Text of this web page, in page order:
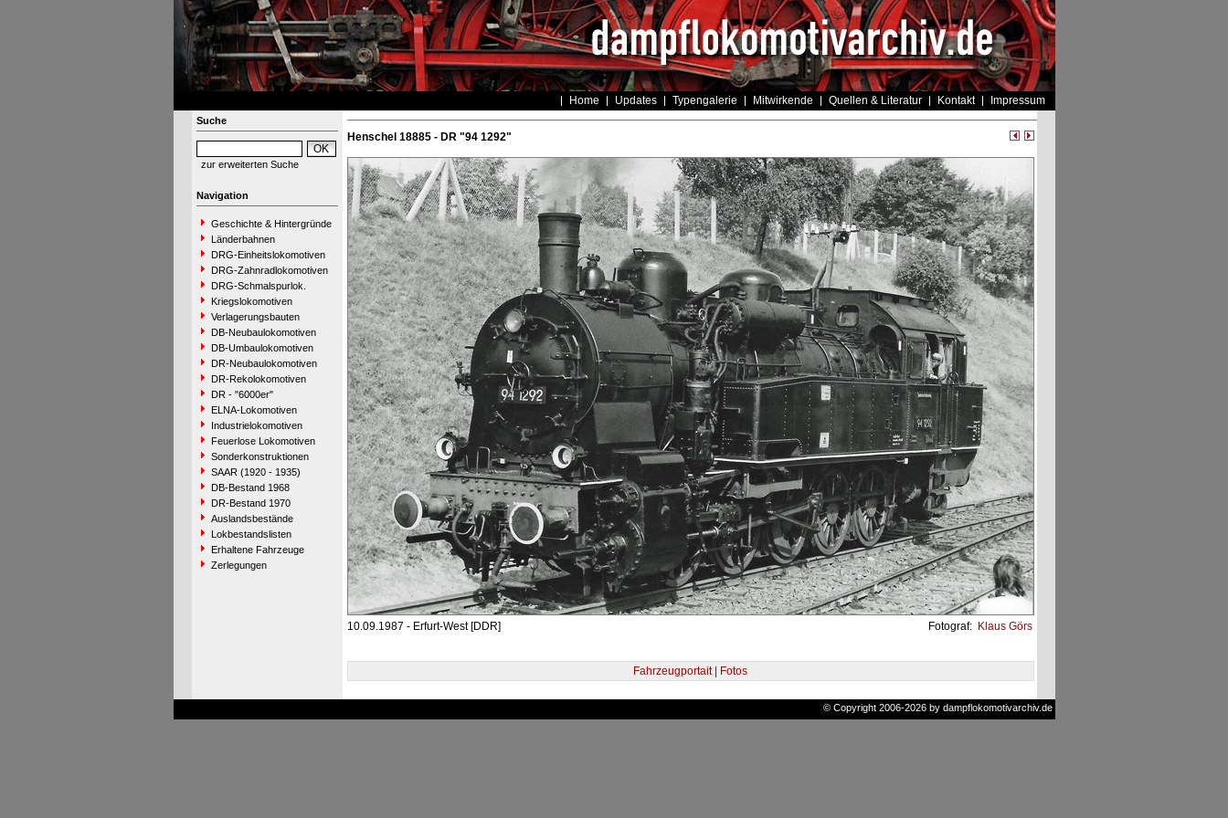
Home Updates Typengalerie Mitwirkende Quellen & Literatur Kontakt Impressum
Suche
zur erweiterten Suche
Navigation
Geschichte & Hintergründe
Länderbahnen
DRG-Einheitslokomotiven
DRG-Zahnradlokomotiven
DRG-Schmalspurlok.
Kriegslokomotiven
Verlagerungsbauten
DB-Neubaulokomotiven
DB-Umbaulokomotiven
DR-Neubaulokomotiven
DR-Rekolokomotiven
DR - "6000er"
ELNA-Lokomotiven
Industrielokomotiven
Feuerlose Lokomotiven
Sonderkonstruktionen
SAAR (1920 - 1935)
DB-Bestand 1968
DR-Bestand 1970
Auslandsbestände
Lokbestandslisten
Erhaltene Fahrzeuge
Zerlegungen
Henschel 18885 - DR "94 1292"
10.09.1987 - Erfurt-West [DDR] Fotograf: Klaus Görs
Fahrzeugportait | Fotos
© Copyright 2006-2026 by dampflokomotivarchiv.de